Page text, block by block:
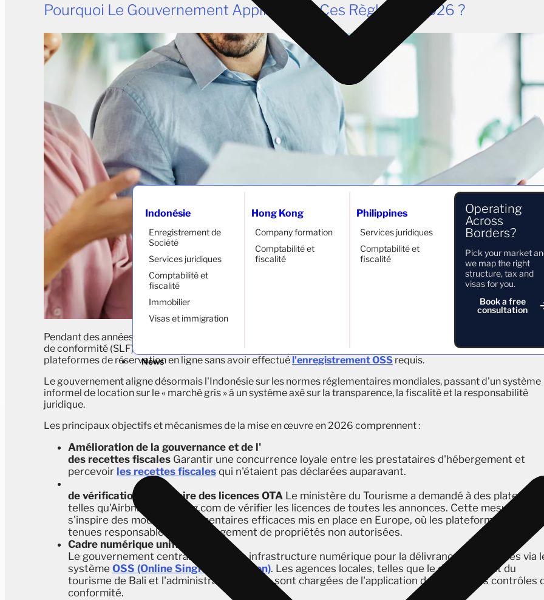
Indonésie
Enregistrement de
Société
Services juridiques
Comptabilité et
fiscalité
Immobilier
Visas et immigration
Hong Kong
Company formation
Comptabilité et
fiscalité
Philippines
Services juridiques
Comptabilité et
fiscalité
Operating
Across
Borders?
Pick your market
we map the right
structure, tax and
visas for you.
Book a free
consultation
News
Pourquoi Le Gouvernement Applique-T-Il Ces Règles En 2026 ?
Pendant des années, des villas ont été construites et commercialisées sans permis de construire (PBG),
de conformité (SLF) ou autorisations de zonage appropriés. Beaucoup ont également été répertoriées sur des
plateformes de réservation en ligne sans avoir effectué l'enregistrement OSS requis.
Le gouvernement aligne désormais l'Indonésie sur les normes réglementaires mondiales, passant d'un système
informel de location sur le « marché gris » à un système axé sur la transparence, la fiscalité et la responsabilité
juridique.
Les principaux objectifs et mécanismes de la mise en œuvre en 2026 comprennent :
Amélioration de la gouvernance et de l'
des recettes fiscales Garantir une concurrence loyale entre les prestataires d'hébergement et
percevoir les recettes fiscales qui n'étaient pas déclarées auparavant.
de vérification obligatoire des licences OTA Le ministère du Tourisme a demandé à des
telles qu'Airbnb et Booking.com de vérifier les licences de toutes les annonces. Cette mesure
s'inspire des modèles réglementaires efficaces mis en place en Europe, où les plateformes sont
tenues responsables de l'hébergement de propriétés non autorisées.
Cadre numérique unifié
Le gouvernement central fournit une infrastructure numérique pour la délivrance des licences via
système OSS (Online Single Submission). Les agences locales, telles que le département du
tourisme de Bali et l'administration fiscale, sont chargées de l'application de la loi et des contrôles
conformité.